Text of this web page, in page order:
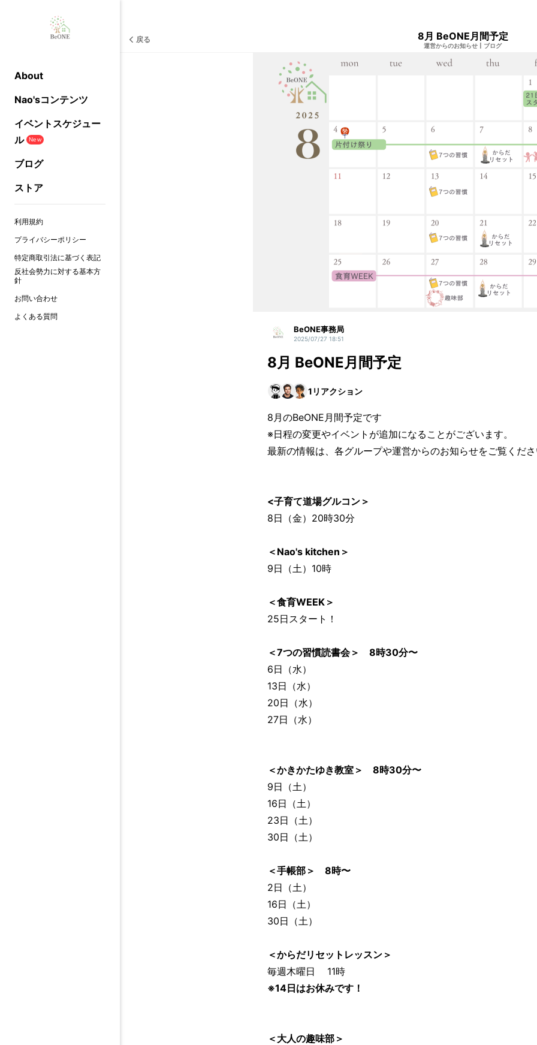
About
Nao'sコンテンツ
イベントスケジュー
ル
New
ブログ
ストア
利用規約
プライバシーポリシー
特定商取引法に基づく表記
反社会勢力に対する基本方
針
お問い合わせ
よくある質問
戻る 8月 BeONE月間予定
運営からのお知らせ ブログ
BeONE事務局
2025/07/27 18:51
8月 BeONE月間予定
1 リアクション
8月のBeONE月間予定です
※日程の変更やイベントが追加になることがございます。
最新の情報は、各グループや運営からのお知らせをご覧くだ
<子育て道場グルコン＞
8日（金）20時30分
＜Nao's kitchen＞
9日（土）10時
＜食育WEEK＞
25日スタート！
＜7つの習慣読書会＞ 8時30分〜
6日（水）
13日（水）
20日（水）
27日（水）
＜かきかたゆき教室＞ 8時30分〜
9日（土）
16日（土）
23日（土）
30日（土）
＜手帳部＞ 8時〜
2日（土）
16日（土）
30日（土）
＜からだリセットレッスン＞
毎週木曜日 11時
※14日はお休みです！
＜大人の趣味部＞